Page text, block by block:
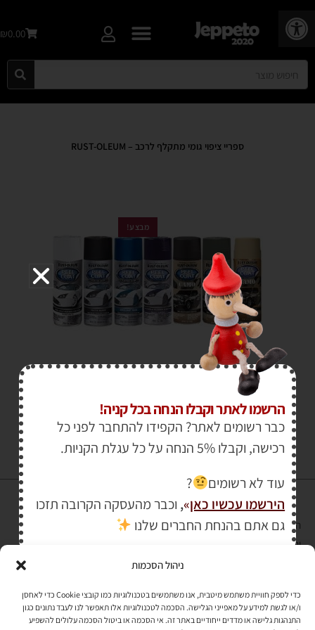
פתח סרגל נגישות
ניהול הסכמות
כדי לספק חוויית משתמש מיטבית, אנו משתמשים בטכנולוגיות כמו קובצי Cookie כדי לאחסן
ו/או לגשת למידע על מאפייני הגלישה. הסכמה לטכנולוגיות אלו תאפשר לנו לעבד נתונים כגון
התנהגות גלישה או מדדים ייחודיים באתר זה. אי הסכמה או ביטול הסכמה עלולים להשפיע
₪0.00
ספריי ציפוי גומי מתקלף לרכב – RUST-OLEUM
מבצע!
והעומד בתקן אבטחה PCI DSS Level-1
לתקנון האתר»
הרשמו לאתר וקבלו הנחה בכל קניה!
כבר רשומים לאתר? הקפידו להתחבר לפני כל
רכישה, וקבלו 5% הנחה על כל עגלת הקניות.
עוד לא רשומים
?
הירשמו עכשיו כאן»
, וכבר מהעסקה הקרובה תזכו
גם אתם בהנחת החברים שלנו